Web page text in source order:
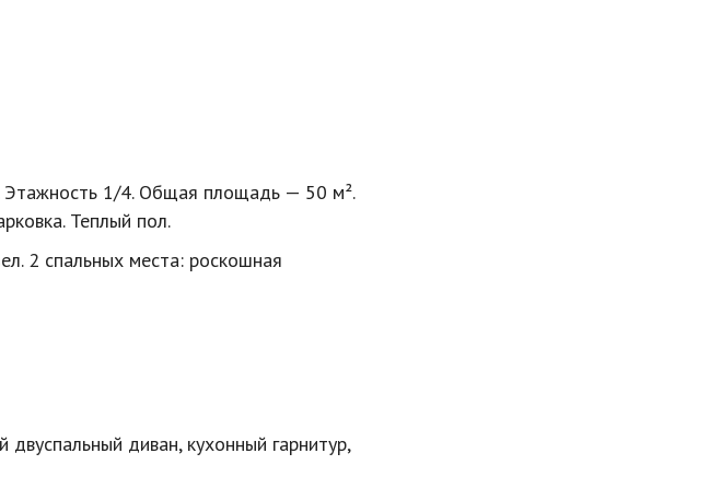
Этажность 1/4. Общая площадь — 50 м².
Теплый пол.
2 спальных места: роскошная
диван, кухонный гарнитур,